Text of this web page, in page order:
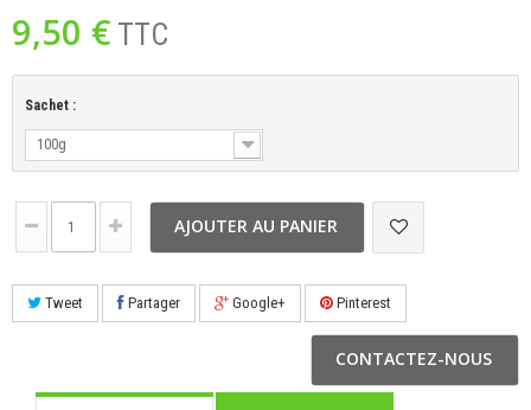
9,50 € TTC
Sachet :
100g
AJOUTER AU PANIER
Tweet Partager Google+ Pinterest
CONTACTEZ-NOUS